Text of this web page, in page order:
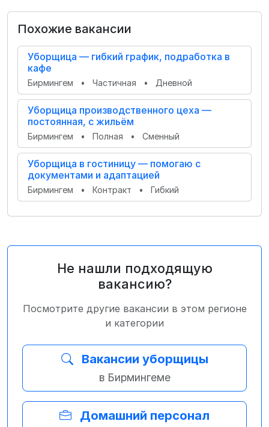
Похожие вакансии
Уборщица — гибкий график, подработка в
кафе
Бирмингем • Частичная • Дневной
Уборщица производственного цеха —
постоянная, с жильём
Бирмингем • Полная • Сменный
Уборщица в гостиницу — помогаю с
документами и адаптацией
Бирмингем • Контракт • Гибкий
Не нашли подходящую
вакансию?
Посмотрите другие вакансии в этом регионе
и категории
Вакансии уборщицы
в Бирмингеме
Домашний персонал